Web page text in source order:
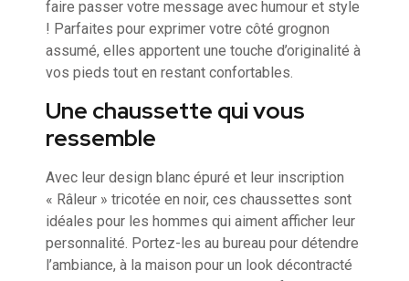
faire passer votre message avec humour et style
! Parfaites pour exprimer votre côté grognon
assumé, elles apportent une touche d’originalité à
vos pieds tout en restant confortables.
Une chaussette qui vous
ressemble
Avec leur design blanc épuré et leur inscription
« Râleur » tricotée en noir, ces chaussettes sont
idéales pour les hommes qui aiment afficher leur
personnalité. Portez-les au bureau pour détendre
l’ambiance, à la maison pour un look décontracté